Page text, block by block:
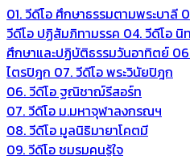
01. วีดีโอ ศึกษาธรรมตามพระบาลี
วีดีโอ ปฏิสัมภิทามรรค 04. วีดีโอ นิ
ศึกษาและปฏิบัติธรรมวันอาทิตย์
ไตรปิฎก 07. วีดีโอ พระวินัยปิฎก
06. วีดีโอ ฐณิชาฌ์รีสอร์ท
07. วีดีโอ ม.มหาจุฬาลงกรณฯ
08. วีดีโอ มูลนิธิมายาโคตมี
09. วีดีโอ ชมรมคนรู้ใจ